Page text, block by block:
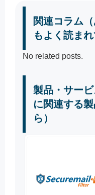
関連コラム
もよく読まれ
No related posts.
製品・サー
に関連する
ら）